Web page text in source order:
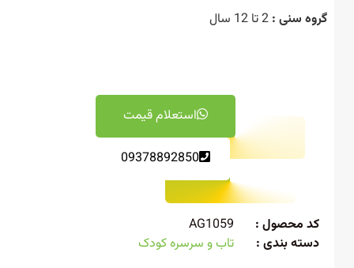
سنی :2 تا 12 سال
استعلام قیمت
09378892850
محصول :
AG1059
بندی :
تاب و سرسره کودک